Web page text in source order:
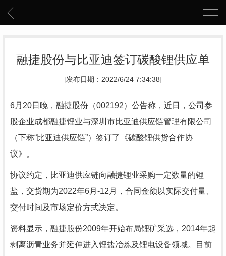
融捷股份与比亚迪签订碳酸锂供应单
[发布日期：2022/6/24 7:34:38]
6月20日晚，融捷股份（002192）公告称，近日，公司参
股企业成都融捷锂业与深圳市比亚迪供应链管理有限公司
（下称“比亚迪供应链”）签订了《碳酸锂供货合作协
议》。
协议约定，比亚迪供应链向融捷锂业采购一定数量的锂
盐，交货期为2022年6月-12月，合同金额以实际交付量、
交付时间及市场定价方式决定。
资料显示，融捷股份2009年开始布局锂矿采选，2014年起
剥离沥青业务并延伸进入锂盐冶炼及锂电设备领域。目前